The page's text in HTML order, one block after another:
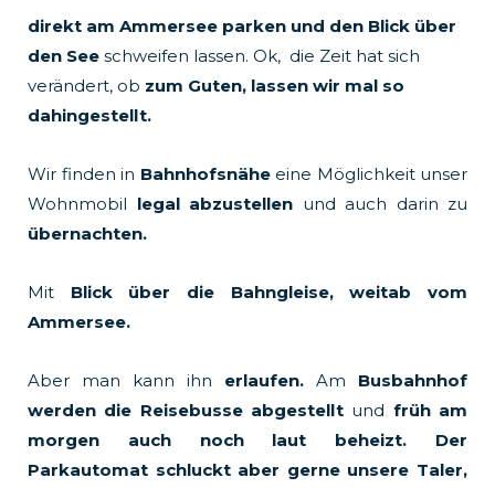
direkt am Ammersee parken und den Blick über
den See schweifen lassen. Ok, die Zeit hat sich
verändert, ob zum Guten, lassen wir mal so
dahingestellt.
Wir finden in Bahnhofsnäheeine Möglichkeit unser
Wohnmobil legal abzustellen und auch darin zu
übernachten.
Mit Blick über die Bahngleise, weitab vom
Ammersee.
Aber man kann ihn erlaufen. Am Busbahnhof
werden die Reisebusse abgestellt und früh am
morgen auch noch laut beheizt. Der
Parkautomat schluckt aber gerne unsere Taler,